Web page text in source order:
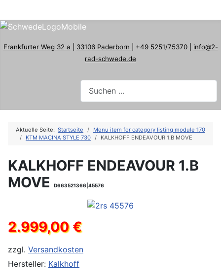
Frankfurter Weg 32 a 33106 Paderborn | +49 5251/75370 | info@2-
rad-schwede.de
Aktuelle Seite: Startseite
Menu item for category listing module 170
KTM MACINA STYLE 730
KALKHOFF ENDEAVOUR 1.B MOVE
KALKHOFF ENDEAVOUR 1.B
MOVE
D663521366|45576
2.999,00 €
zzgl. Versandkosten
Hersteller: Kalkhoff